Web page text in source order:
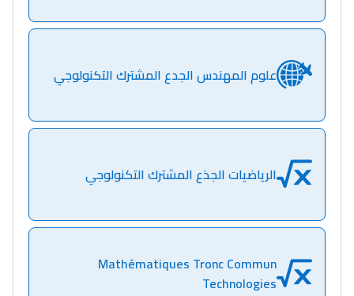
ومن الخارج، بشرى
خطوة بخطوة - مترجم
القراية و الخدمة فمجال
تقويم البصر مع المختصّة
مريم الزواكي
مسار عبد العزيز فتيشي،
المبدع فمجال الديكور و
أكادير أوفلا
سقطت فالباك و سنة
2011 بدّلاتني بزّاف، مسار
علوم المهندس الجدع المشترك التكنولوجي
الرياضيات الجذع المشترك التكنولوجي
Mathématiques Tronc Commun
Technologies